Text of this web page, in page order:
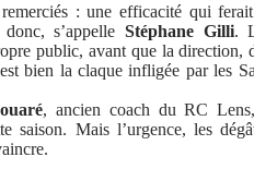
: une efficacité qui
s’appelle Stéphane Gilli.
public, avant que la direction,
bien la claque infligée par les
, ancien coach du RC
saison. Mais l’urgence, les